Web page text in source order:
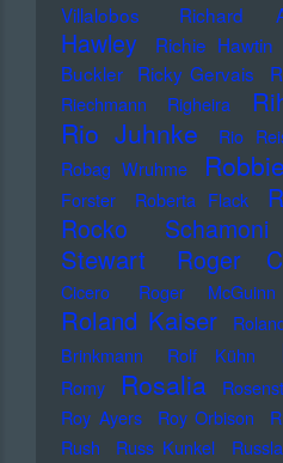
Villalobos
Richard
Hawley
Richie Hawtin
Buckler
Ricky Gervais
Riechmann Righeira
Rio Juhnke Rio
Robag Wruhme
Forster
Roberta Flack
Rocko Schamoni
Stewart
Roger
Cicero
Roger McGuinn
Roland Kaiser
Brinkmann
Rolf Kühn
Romy Rosalia
Roy Ayers Roy Orbison
Rush
Russ Kunkel